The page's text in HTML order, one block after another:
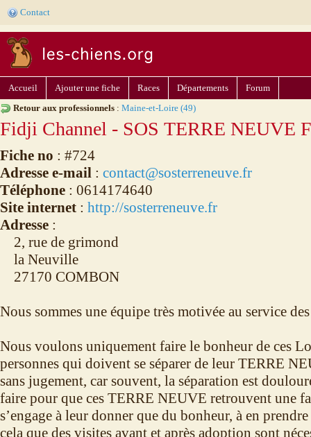
Contact
Accueil Ajouter une fiche Races Départements
Forum
Retour aux professionnels : Maine-et-Loire (49)
Fidji Channel - SOS TERRE NEUVE
Fiche no : #724
Adresse e-mail : contact@sosterreneuve.fr
Téléphone : 0614174640
Site internet : http://sosterreneuve.fr
Adresse :
2, rue de grimond
la Neuville
27170 COMBON
Nous sommes une équipe très motivée au service
Nous voulons uniquement faire le bonheur de ces
personnes qui doivent se séparer de leur TERRE
sans jugement, car souvent, la séparation est
faire pour que ces TERRE NEUVE retrouvent une
s’engage à leur donner que du bonheur, à en
cela que des visites avant et après adoption sont